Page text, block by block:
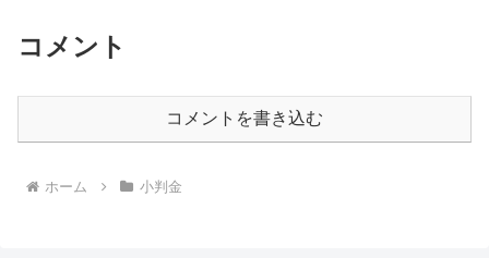
コメント
コメントを書き込む
ホーム 小判金